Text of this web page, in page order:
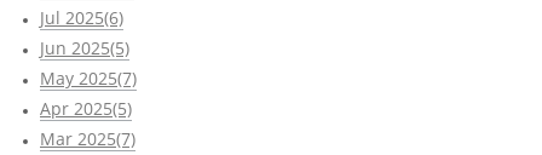
Jul 2025(6)
Jun 2025(5)
May 2025(7)
Apr 2025(5)
Mar 2025(7)